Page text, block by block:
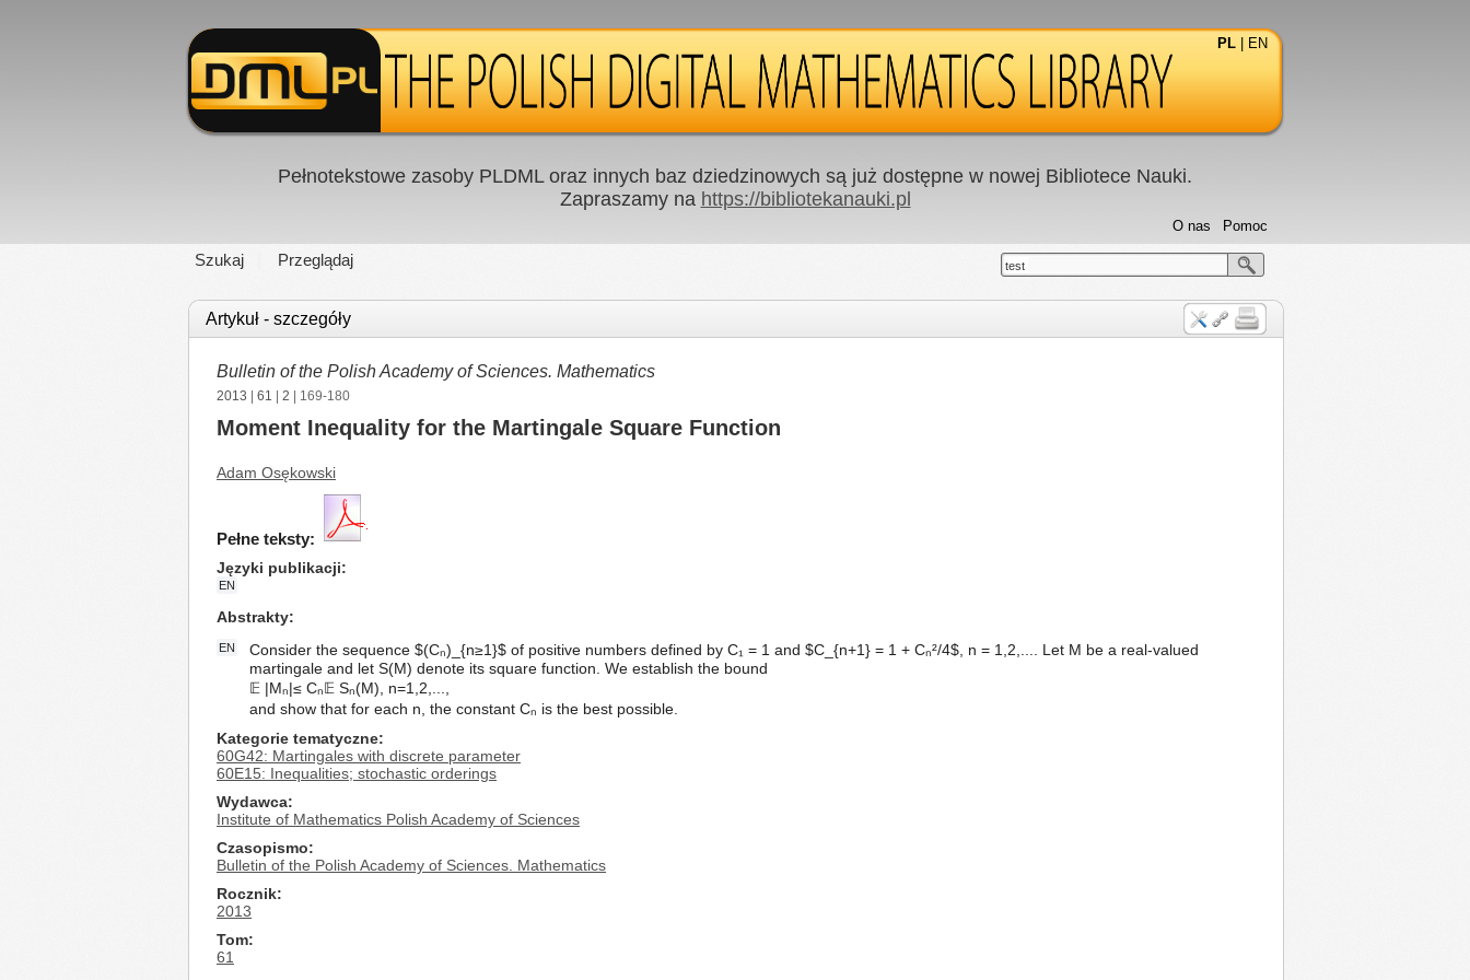
PL EN
Pełnotekstowe zasoby PLDML oraz innych baz dziedzinowych są już dostępne w nowej Bibliotece Nauki.
Zapraszamy na https://bibliotekanauki.pl
Szukaj Przeglądaj
Pomoc
O nas
test
Artykuł - szczegóły
Bulletin of the Polish Academy of Sciences. Mathematics
2013 61 2 | 169-180
Moment Inequality for the Martingale Square Function
Adam Osękowski
Pełne teksty:
Języki publikacji
EN
Abstrakty
EN
Consider the sequence $(Cₙ)_{n≥1}$ of positive numbers defined by C₁ = 1 and $C_{n+1} = 1 + Cₙ²/4$, n = 1,2,.... Let M be a real-valued
martingale and let S(M) denote its square function. We establish the bound
𝔼 |Mₙ|≤ Cₙ𝔼 Sₙ(M), n=1,2,...,
and show that for each n, the constant Cₙ is the best possible.
Kategorie tematyczne
60G42: Martingales with discrete parameter
60E15: Inequalities; stochastic orderings
Wydawca
Institute of Mathematics Polish Academy of Sciences
Czasopismo
Bulletin of the Polish Academy of Sciences. Mathematics
Rocznik
2013
Tom
61